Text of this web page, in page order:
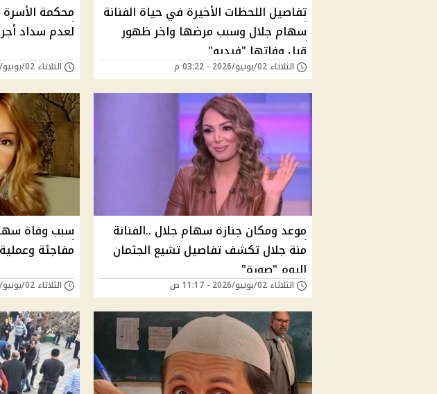
تفاصيل اللحظات الأخيرة في حياة الفنانة
سهام جلال وسبب مرضها واخر ظهور
قبل وفاتها "فيديو"
الثلاثاء 02/يونيو/2026 - 03:22 م
محكمة
لعدم سداد أجر خادمة
الثلاثاء 02/يونيو/2026 - 03:22 م
موعد ومكان جنازة سهام جلال ..الفنانة
منة جلال تكشف تفاصيل تشيع الجثمان
اليوم "صورة"
الثلاثاء 02/يونيو/2026 - 11:17 ص
سبب وفاة
مفاجئة
الثلاثاء 02/يونيو/2026 - 10:15 ص